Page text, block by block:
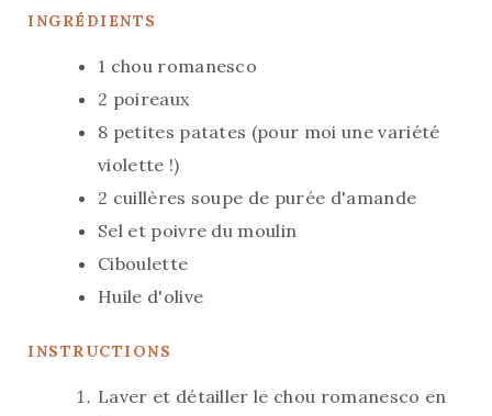
INGRÉDIENTS
1 chou romanesco
2 poireaux
8 petites patates (pour moi une variété
violette !)
2 cuillères soupe de purée d'amande
Sel et poivre du moulin
Ciboulette
Huile d'olive
INSTRUCTIONS
Laver et détailler le chou romanesco en